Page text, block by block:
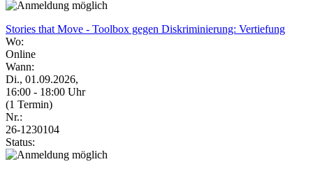
Stories that Move - Toolbox gegen Diskriminierung: Vertiefung
Wo:
Online
Wann:
Di., 01.09.2026,
16:00 - 18:00 Uhr
(1 Termin)
Nr.:
26-1230104
Status: